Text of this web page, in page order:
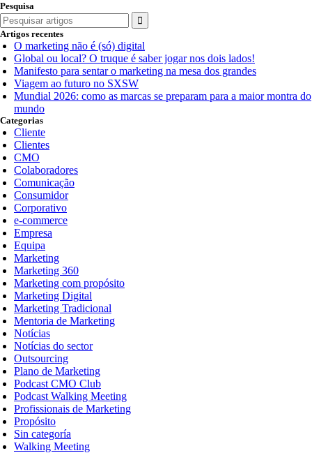
Pesquisa
Search
for:
Artigos recentes
O marketing não é (só) digital
Global ou local? O truque é saber jogar nos dois lados!
Manifesto para sentar o marketing na mesa dos grandes
Viagem ao futuro no SXSW
Mundial 2026: como as marcas se preparam para a maior montra do
mundo
Categorias
Cliente
Clientes
CMO
Colaboradores
Comunicação
Consumidor
Corporativo
e-commerce
Empresa
Equipa
Marketing
Marketing 360
Marketing com propósito
Marketing Digital
Marketing Tradicional
Mentoria de Marketing
Notícias
Notícias do sector
Outsourcing
Plano de Marketing
Podcast CMO Club
Podcast Walking Meeting
Profissionais de Marketing
Propósito
Sin categoría
Walking Meeting